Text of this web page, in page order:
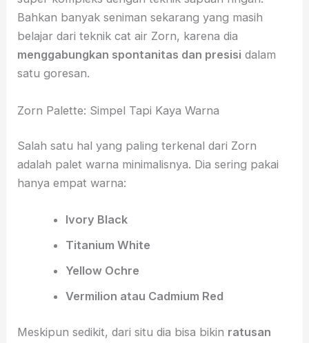
Bahkan banyak seniman sekarang yang masih
belajar dari teknik cat air Zorn, karena dia
menggabungkan spontanitas dan presisi dalam
satu goresan.
Zorn Palette: Simpel Tapi Kaya Warna
Salah satu hal yang paling terkenal dari Zorn
adalah palet warna minimalisnya. Dia sering pakai
hanya empat warna:
Ivory Black
Titanium White
Yellow Ochre
Vermilion atau Cadmium Red
Meskipun sedikit, dari situ dia bisa bikin ratusan